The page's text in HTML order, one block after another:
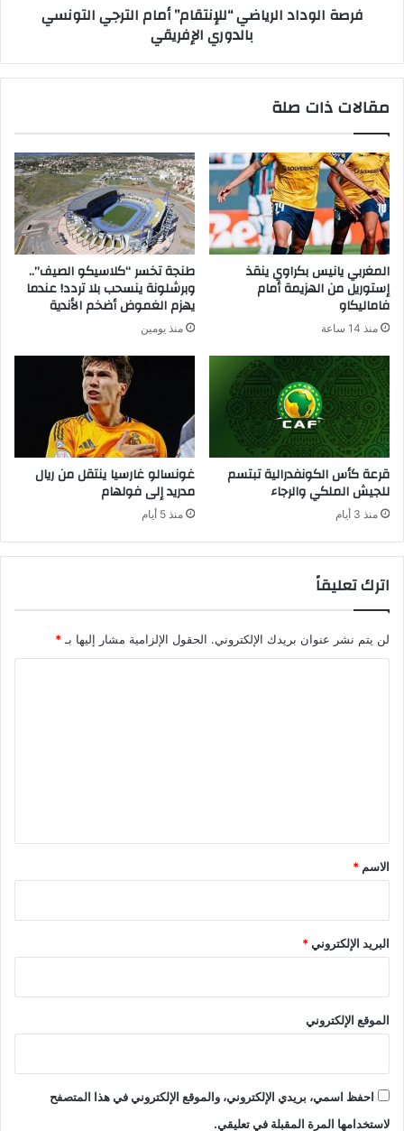
فرصة الوداد الرياضي “للإنتقام” أمام الترجي التونسي
بالدوري الإفريقي
مقالات ذات صلة
المغربي يانيس بكراوي ينقذ
إستوريل من الهزيمة أمام
فاماليكاو
منذ 14 ساعة
طنجة تخسر “كلاسيكو الصيف”..
وبرشلونة ينسحب بلا تردد! عندما
يهزم الغموض أضخم الأندية
منذ يومين
قرعة كأس الكونفدرالية تبتسم
للجيش الملكي والرجاء
منذ 3 أيام
غونسالو غارسيا ينتقل من ريال
مدريد إلى فولهام
منذ 5 أيام
اترك تعليقاً
لن يتم نشر عنوان بريدك الإلكتروني. الحقول الإلزامية مشار إليها بـ *
*
الاسم *
البريد الإلكتروني*
الموقع الإلكتروني
احفظ اسمي، بريدي الإلكتروني، والموقع الإلكتروني في هذا المتصفح
لاستخدامها المرة المقبلة في تعليقي.